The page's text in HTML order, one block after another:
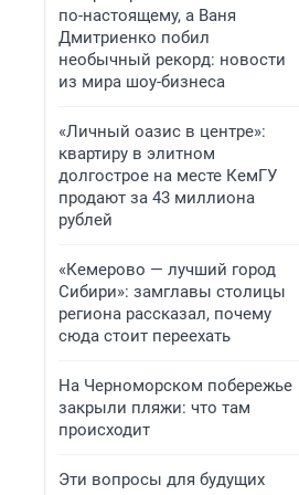
по-настоящему, а Ваня
Дмитриенко побил
необычный рекорд: новости
из мира шоу-бизнеса
«Личный оазис в центре»:
квартиру в элитном
долгострое на месте КемГУ
продают за 43 миллиона
рублей
«Кемерово — лучший город
Сибири»: замглавы столицы
региона рассказал, почему
сюда стоит переехать
На Черноморском побережье
закрыли пляжи: что там
происходит
Эти вопросы для будущих